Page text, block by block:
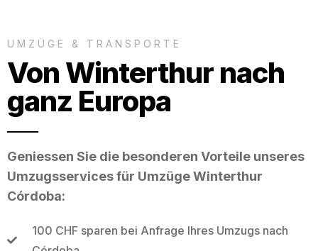
UMZÜGE & TRANSPORTE
Von Winterthur nach
ganz Europa
Geniessen Sie die besonderen Vorteile unseres
Umzugsservices für Umzüge Winterthur
Córdoba:
100 CHF sparen bei Anfrage Ihres Umzugs nach